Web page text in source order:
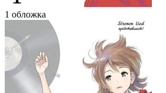
1 обложка